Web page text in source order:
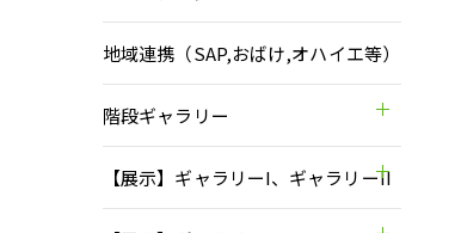
地域連携（SAP,おばけ,オハイエ等）
階段ギャラリー
【展示】ギャラリーI、ギャラリーII